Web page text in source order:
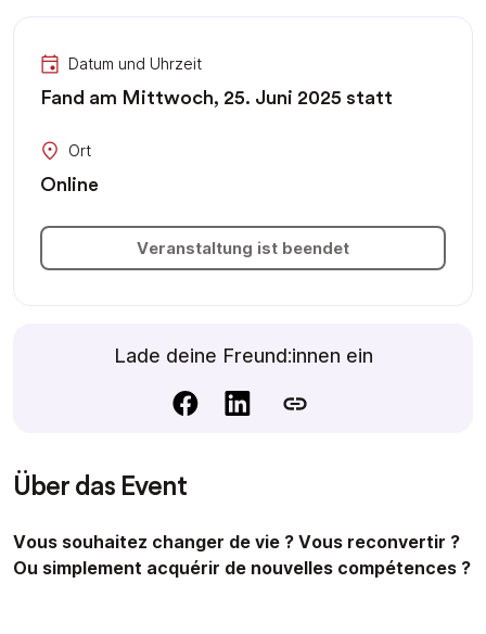
Datum und Uhrzeit
Fand am Mittwoch, 25. Juni 2025 statt
Ort
Online
Veranstaltung ist beendet
Lade deine Freund:innen ein
Über das Event
Vous souhaitez changer de vie ? Vous reconvertir ?
Ou simplement acquérir de nouvelles compétences ?